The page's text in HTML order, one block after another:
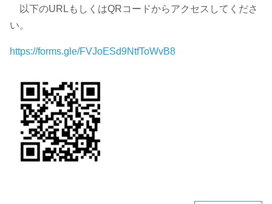
以下のURLもしくはQRコードからアクセスしてくださ
い。
https://forms.gle/FVJoESd9NtfToWvB8